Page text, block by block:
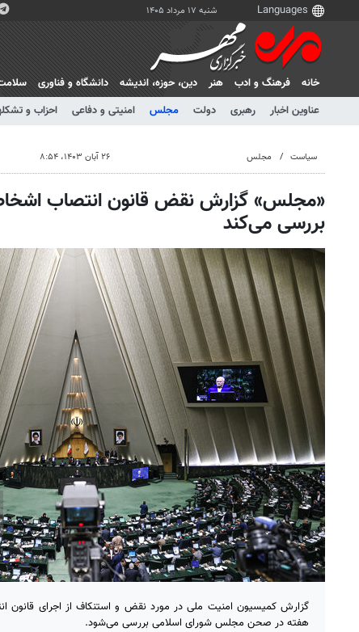
شنبه ۱۷ مرداد ۱۴۰۵
خانه فرهنگ و ادب هنر دين، حوزه، انديشه دانشگاه و فناوری
عناوین اخبار
رهبری دولت مجلس امنیتی و دفاعی احزاب و
سیاست مجلس ۲۶ آبان ۱۴۰۳، ۸:۵۴
«مجلس» گزارش نقض قانون انتصاب
بررسی می‌کند
گزارش کمیسیون امنیت ملی در مورد نقض و استنکاف از اجرای
هفته در صحن مجلس شورای اسلامی بررسی می‌شود.